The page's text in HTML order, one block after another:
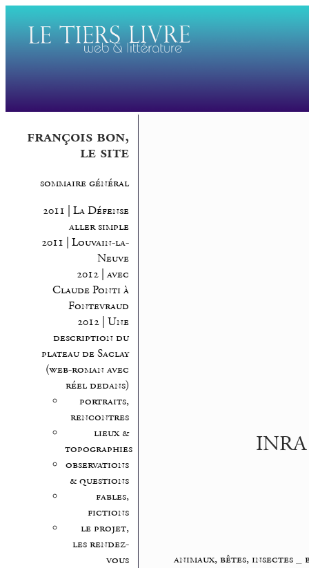
françois bon,
le site
sommaire général
2011 | La Défense
aller simple
2011 | Louvain-la-
Neuve
2012 | avec
Claude Ponti à
Fontevraud
2012 | Une
description du
plateau de Saclay
(web-roman avec
réel dedans)
portraits,
rencontres
lieux &
topographies
observations
& questions
fables,
fictions
le projet,
les rendez-
vous
INRA
animaux, bêtes, insectes_